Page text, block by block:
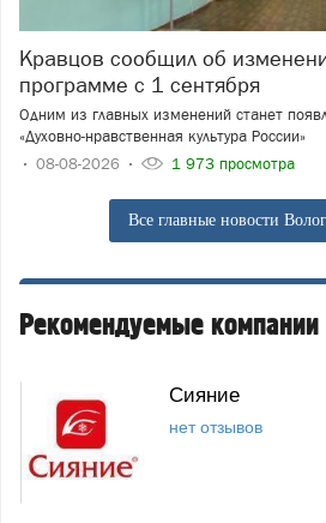
Кравцов сообщил об изменениях в школьной
программе с 1 сентября
Одним из главных изменений станет
«Духовно-нравственная культура России»
08-08-2026
1 973 просмотра
Все главные новости
Рекомендуемые компании
Сияние
нет отзывов